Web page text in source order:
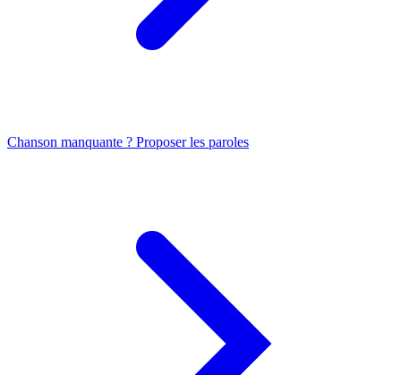
Chanson manquante ? Proposer les paroles